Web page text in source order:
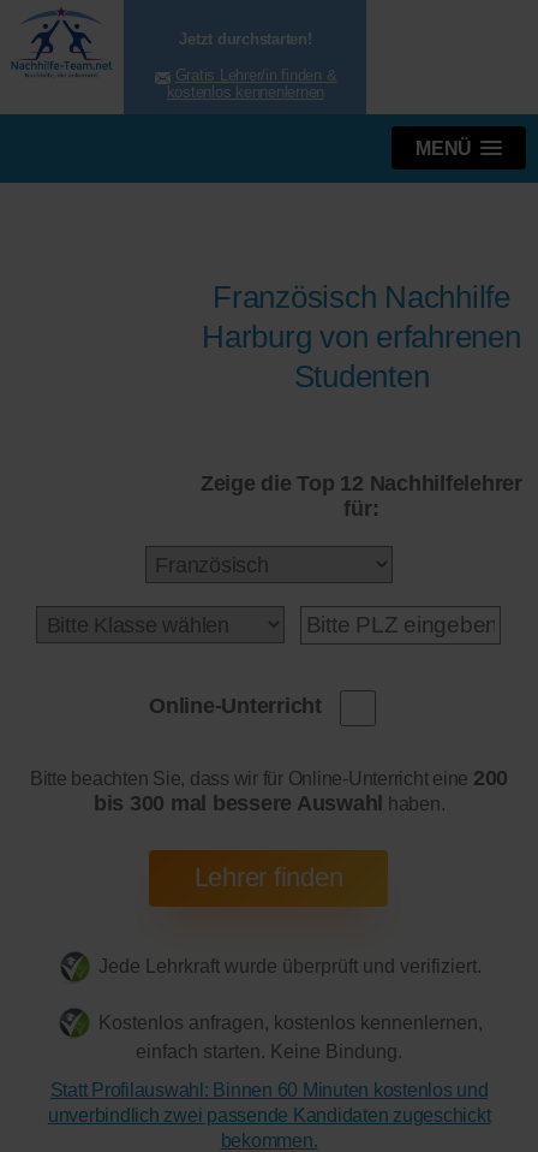
Jetzt durchstarten!
Gratis Lehrer/in finden &
kostenlos kennenlernen
MENÜ
Französisch Nachhilfe
Harburg von erfahrenen
Studenten
Zeige die Top 12 Nachhilfelehrer
für:
Online-Unterricht
Bitte beachten Sie, dass wir für Online-Unterricht eine 200
bis 300 mal bessere Auswahl haben.
Jede Lehrkraft wurde überprüft und verifiziert.
Kostenlos anfragen, kostenlos kennenlernen,
einfach starten. Keine Bindung.
Statt Profilauswahl: Binnen 60 Minuten kostenlos und
unverbindlich zwei passende Kandidaten zugeschickt
bekommen.